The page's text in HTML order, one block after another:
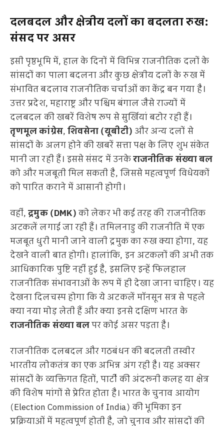
दलबदल और क्षेत्रीय दलों का बदलता रुख:
संसद पर असर
इसी पृष्ठभूमि में, हाल के दिनों में विभिन्न राजनीतिक दलों के
सांसदों का पाला बदलना और कुछ क्षेत्रीय दलों के रुख में
संभावित बदलाव राजनीतिक चर्चाओं का केंद्र बन गया है।
उत्तर प्रदेश, महाराष्ट्र और पश्चिम बंगाल जैसे राज्यों में
दलबदल की खबरें विशेष रूप से सुर्खियां बटोर रही हैं।
तृणमूल कांग्रेस,शिवसेना (यूबीटी) और अन्य दलों से
सांसदों के अलग होने की खबरें सत्ता पक्ष के लिए शुभ संकेत
मानी जा रही हैं। इससे संसद में उनकेराजनीतिक संख्या बल
को और मजबूती मिल सकती है, जिससे महत्वपूर्ण विधेयकों
को पारित कराने में आसानी होगी।
वहीं,द्रमुक (DMK)को लेकर भी कई तरह की राजनीतिक
अटकलें लगाई जा रही हैं। तमिलनाडु की राजनीति में एक
मजबूत धुरी मानी जाने वाली द्रमुक का रुख क्या होगा, यह
देखने वाली बात होगी। हालांकि, इन अटकलों की अभी तक
आधिकारिक पुष्टि नहीं हुई है, इसलिए इन्हें फिलहाल
राजनीतिक संभावनाओं के रूप में ही देखा जाना चाहिए। यह
देखना दिलचस्प होगा कि ये अटकलें मॉनसून सत्र से पहले
क्या नया मोड़ लेती हैं और क्या इनसे दक्षिण भारत के
राजनीतिक संख्या बलपर कोई असर पड़ता है।
राजनीतिक दलबदल और गठबंधन की बदलती तस्वीर
भारतीय लोकतंत्र का एक अभिन्न अंग रही है। यह अक्सर
सांसदों के व्यक्तिगत हितों, पार्टी की अंदरूनी कलह या क्षेत्र
की विशेष मांगों से प्रेरित होता है। भारत के चुनाव आयोग
(Election Commission of India) की भूमिका इन
प्रक्रियाओं में महत्वपूर्ण होती है, जो चुनाव और सांसदों की